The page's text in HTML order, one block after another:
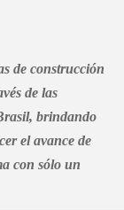
de construcción
de las
brindando
el avance de
con sólo un